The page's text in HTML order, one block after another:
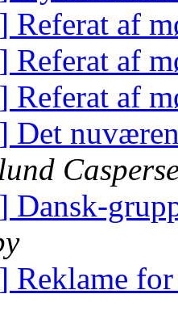
Referat af
Referat af
Referat af
Det
Dansk-
Reklame